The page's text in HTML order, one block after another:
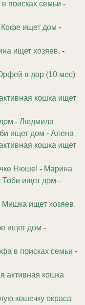
поисках семьи -
ищет дом -
ищет хозяев. -
в дар (10 мес)
кошка ищет
- Людмила
ищет дом - Алена
кошка ищет
Нюше! - Марина
Тоби ищет дом -
ищет хозяев.
ищет дом -
в поисках семьи -
активная кошка
кошечку окраса